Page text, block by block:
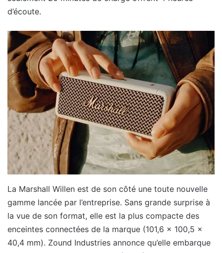
d’écoute.
La Marshall Willen est de son côté une toute nouvelle
gamme lancée par l’entreprise. Sans grande surprise à
la vue de son format, elle est la plus compacte des
enceintes connectées de la marque (101,6 x 100,5 x
40,4 mm). Zound Industries annonce qu’elle embarque